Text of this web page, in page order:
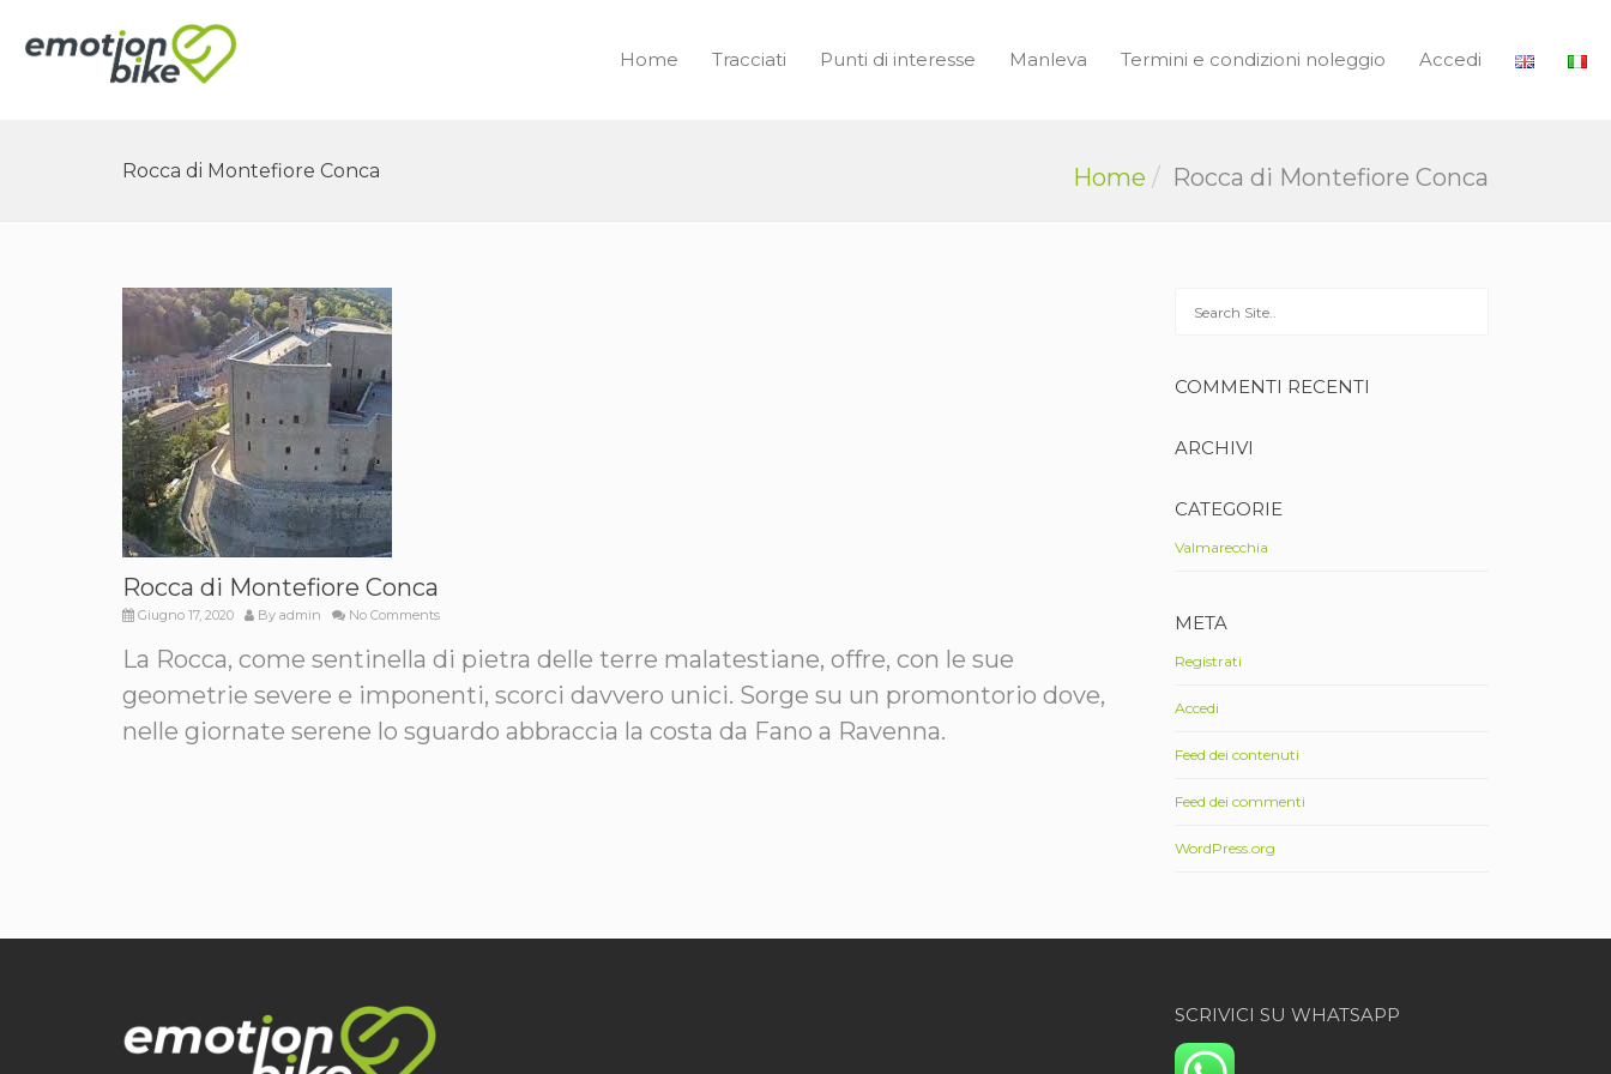
Home Tracciati Punti di interesse Manleva Termini e condizioni noleggio Accedi
Rocca di Montefiore Conca Home Rocca di Montefiore Conca
Rocca di Montefiore Conca
Giugno 17, 2020 By admin No Comments
La Rocca, come sentinella di pietra delle terre malatestiane, offre, con le sue
geometrie severe e imponenti, scorci davvero unici. Sorge su un promontorio dove,
nelle giornate serene lo sguardo abbraccia la costa da Fano a Ravenna.
COMMENTI RECENTI
ARCHIVI
CATEGORIE
Valmarecchia
META
Registrati
Accedi
Feed dei contenuti
Feed dei commenti
WordPress.org
SCRIVICI SU WHATSAPP